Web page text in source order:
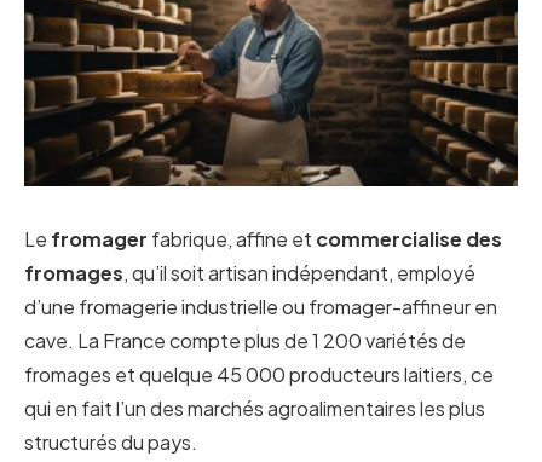
Le fromager fabrique, affine et commercialise des
fromages, qu’il soit artisan indépendant, employé
d’une fromagerie industrielle ou fromager-affineur en
cave. La France compte plus de 1 200 variétés de
fromages et quelque 45 000 producteurs laitiers, ce
qui en fait l’un des marchés agroalimentaires les plus
structurés du pays.